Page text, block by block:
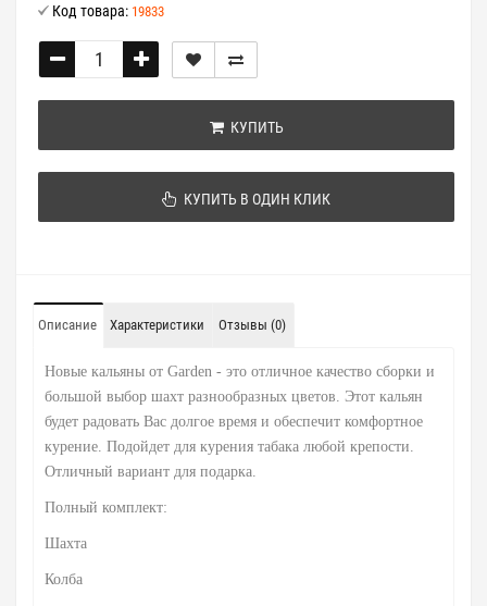
Код товара: 19833
КУПИТЬ
КУПИТЬ В ОДИН КЛИК
Описание Характеристики Отзывы (0)
Новые кальяны от Garden - это отличное качество сборки и
большой выбор шахт разнообразных цветов. Этот кальян
будет радовать Вас долгое время и обеспечит комфортное
курение. Подойдет для курения табака любой крепости.
Отличный вариант для подарка.
Полный комплект:
Шахта
Колба